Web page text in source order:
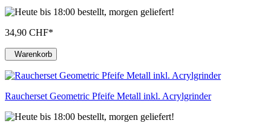
34,90 CHF*
Warenkorb
Raucherset Geometric Pfeife Metall inkl. Acrylgrinder